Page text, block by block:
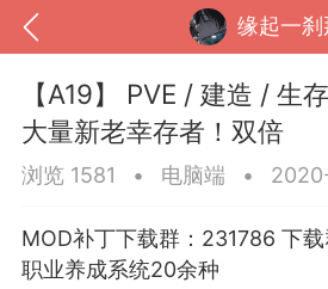
缘起一刹
【A19】 PVE / 建造 / 生
大量新老幸存者！双倍
浏览 1581 • 电脑端 •
MOD补丁下载群：231786 下
职业养成系统20余种